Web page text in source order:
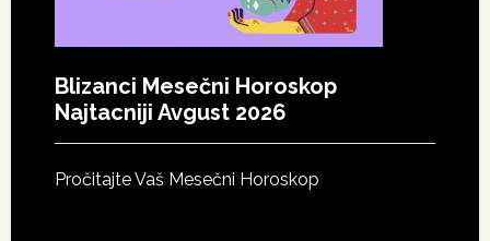
Blizanci Mesečni Horoskop
Najtacniji Avgust 2026
Pročitajte Vaš Mesečni Horoskop